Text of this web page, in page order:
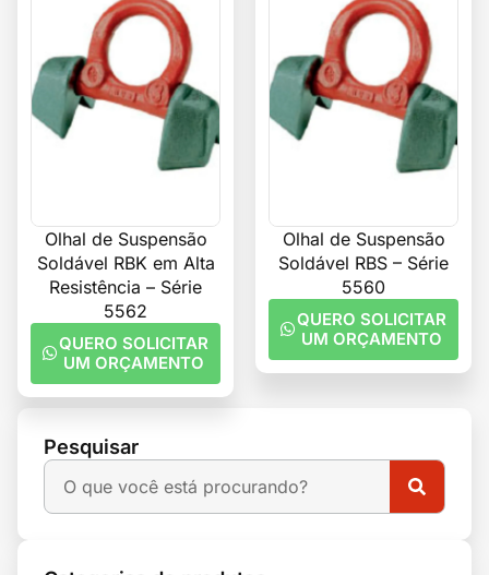
Pesquisar
Olhal de Suspensão
Soldável RBK em Alta
Resistência – Série
5562
QUERO SOLICITAR
UM ORÇAMENTO
Olhal de Suspensão
Soldável RBS – Série
5560
QUERO SOLICITAR
UM ORÇAMENTO